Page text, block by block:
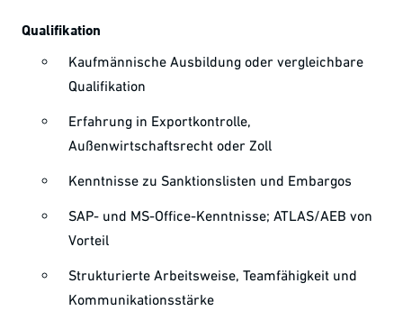
Qualifikation
Kaufmännische Ausbildung oder vergleichbare
Qualifikation
Erfahrung in Exportkontrolle,
Außenwirtschaftsrecht oder Zoll
Kenntnisse zu Sanktionslisten und Embargos
SAP- und MS-Office-Kenntnisse; ATLAS/AEB von
Vorteil
Strukturierte Arbeitsweise, Teamfähigkeit und
Kommunikationsstärke